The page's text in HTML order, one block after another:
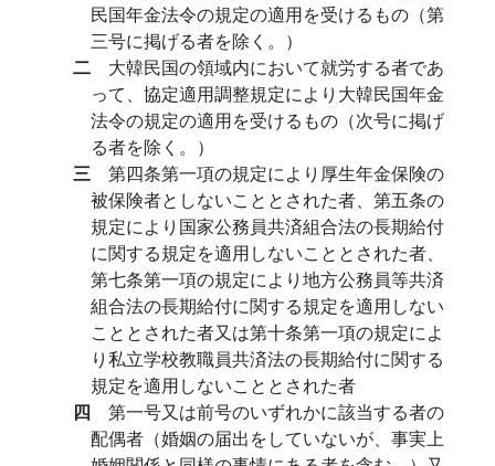
民国年金法令の規定の適用を受けるもの（第
三号に掲げる者を除く。）
二 大韓民国の領域内において就労する者であ
って、協定適用調整規定により大韓民国年金
法令の規定の適用を受けるもの（次号に掲げ
る者を除く。）
三 第四条第一項の規定により厚生年金保険の
被保険者としないこととされた者、第五条の
規定により国家公務員共済組合法の長期給付
に関する規定を適用しないこととされた者、
第七条第一項の規定により地方公務員等共済
組合法の長期給付に関する規定を適用しない
こととされた者又は第十条第一項の規定によ
り私立学校教職員共済法の長期給付に関する
規定を適用しないこととされた者
四 第一号又は前号のいずれかに該当する者の
配偶者（婚姻の届出をしていないが、事実上